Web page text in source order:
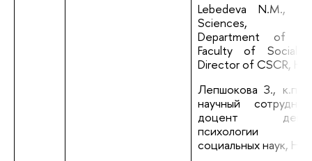
Lebedeva N.M.,
Sciences,
Department of
Faculty of Social
Director of CSCR,
Лепшокова З.,
научный
доцент
психологии
социальных наук,